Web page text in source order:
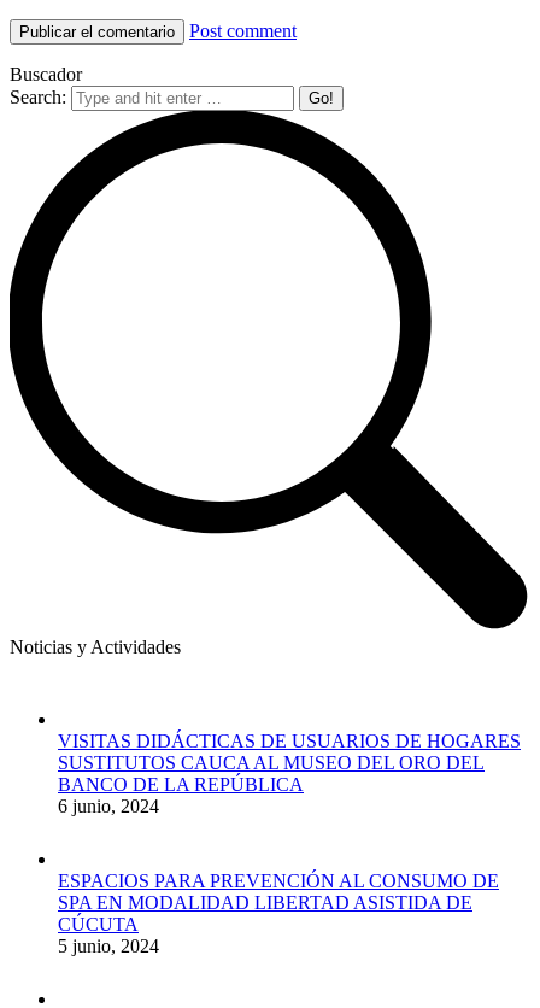
Post comment
Buscador
Search:
Noticias y Actividades
VISITAS DIDÁCTICAS DE USUARIOS DE HOGARES
SUSTITUTOS CAUCA AL MUSEO DEL ORO DEL
BANCO DE LA REPÚBLICA
6 junio, 2024
ESPACIOS PARA PREVENCIÓN AL CONSUMO DE
SPA EN MODALIDAD LIBERTAD ASISTIDA DE
CÚCUTA
5 junio, 2024